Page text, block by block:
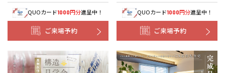
QUOカード1000円分進呈中！
ご来場予約
QUOカード1000円分進呈中！
ご来場予約